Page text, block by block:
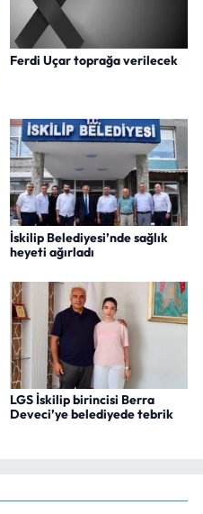
Ferdi Uçar toprağa verilecek
İskilip Belediyesi’nde sağlık
heyeti ağırladı
LGS İskilip birincisi Berra
Deveci’ye belediyede tebrik